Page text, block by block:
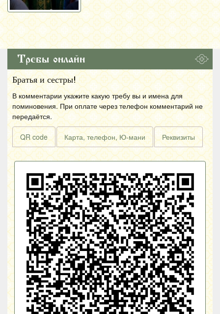
Требы онлайн
Братья и сестры!
В комментарии укажите какую требу вы и имена для
поминовения. При оплате через телефон комментарий не
передаётся.
QR code Карта, телефон, Ю-мани Реквизиты